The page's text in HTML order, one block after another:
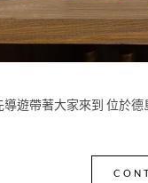
遊帶著大家來到 位於